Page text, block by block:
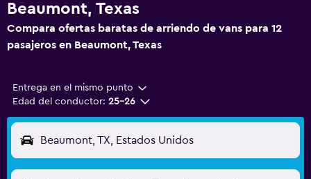
Beaumont, Texas
Compara ofertas baratas de arriendo de vans para 12
pasajeros en Beaumont, Texas
Entrega en el mismo punto
Edad del conductor: 25-26
Beaumont, TX, Estados Unidos